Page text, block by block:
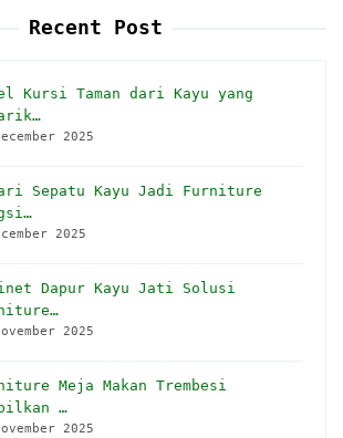
Recent Post
Kursi Taman dari Kayu yang
2025
Sepatu Kayu Jadi Furniture
2025
Dapur Kayu Jati Solusi
2025
Meja Makan Trembesi
…
2025